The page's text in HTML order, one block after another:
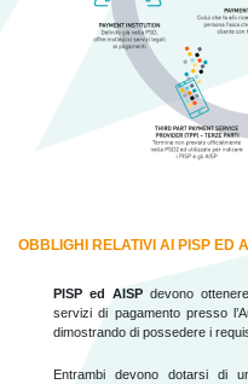
OBBLIGHI RELATIVI AI PISP ED
PISP ed AISPdevono ottenere
servizi di pagamento presso
dimostrando di possedere i
Entrambi devono dotarsi di